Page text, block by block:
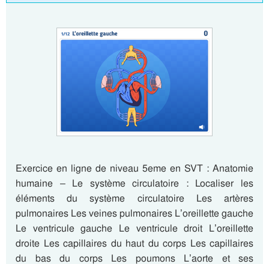
Exercice en ligne de niveau 5eme en SVT : Anatomie
humaine – Le système circulatoire : Localiser les
éléments du système circulatoire Les artères
pulmonaires Les veines pulmonaires L’oreillette gauche
Le ventricule gauche Le ventricule droit L’oreillette
droite Les capillaires du haut du corps Les capillaires
du bas du corps Les poumons L’aorte et ses